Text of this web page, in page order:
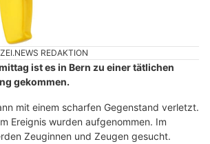
REDAKTION
ist es in Bern zu einer tätlichen
gekommen.
mit einem scharfen Gegenstand verletzt.
Ereignis wurden aufgenommen. Im
Zeuginnen und Zeugen gesucht.